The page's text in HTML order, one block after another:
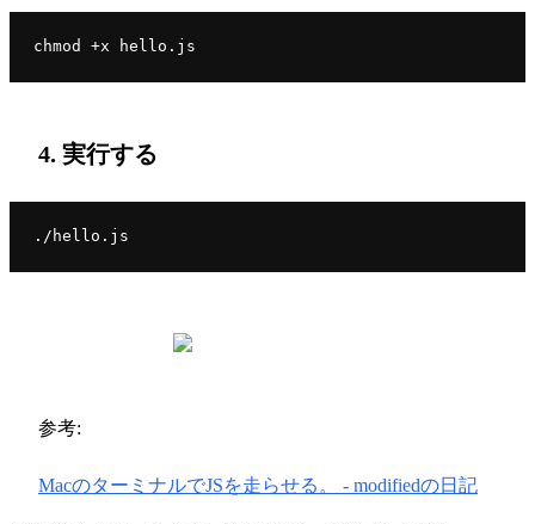
4. 実行する
参考:
MacのターミナルでJSを走らせる。 - modifiedの日記